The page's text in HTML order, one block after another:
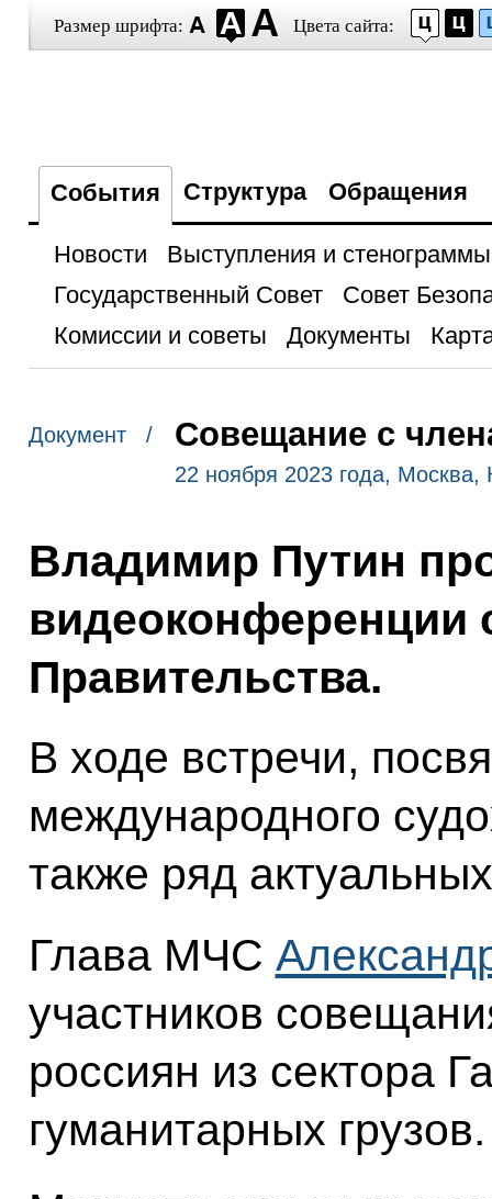
Размер шрифта: Цвета сайта:
События Структура Обращения
Новости
Выступления и стенограммы
Государственный Совет
Совет
Комиссии и советы
Документы
Документ / Совещание с
22 ноября 2023 года, Москва,
Владимир Путин
видеоконференции
Правительства.
В ходе встречи,
международного
также ряд
Глава МЧС
участников
россиян из сектора
гуманитарных грузов.